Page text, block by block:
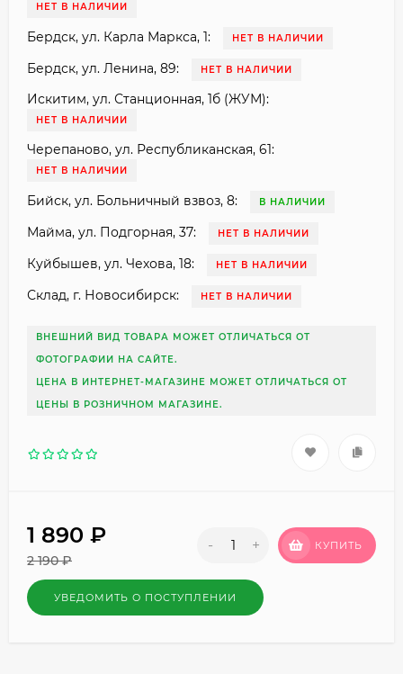
НЕТ В НАЛИЧИИ
Бердск, ул. Карла Маркса, 1: НЕТ В НАЛИЧИИ
Бердск, ул. Ленина, 89: НЕТ В НАЛИЧИИ
Искитим, ул. Станционная, 1б (ЖУМ):
НЕТ В НАЛИЧИИ
Черепаново, ул. Республиканская, 61:
НЕТ В НАЛИЧИИ
Бийск, ул. Больничный взвоз, 8: В НАЛИЧИИ
Майма, ул. Подгорная, 37: НЕТ В НАЛИЧИИ
Куйбышев, ул. Чехова, 18: НЕТ В НАЛИЧИИ
Склад, г. Новосибирск: НЕТ В НАЛИЧИИ
ВНЕШНИЙ ВИД ТОВАРА МОЖЕТ ОТЛИЧАТЬСЯ ОТ
ФОТОГРАФИИ НА САЙТЕ.
ЦЕНА В ИНТЕРНЕТ-МАГАЗИНЕ МОЖЕТ ОТЛИЧАТЬСЯ ОТ
ЦЕНЫ В РОЗНИЧНОМ МАГАЗИНЕ.
1 890 ₽
2 190₽
- + КУПИТЬ
УВЕДОМИТЬ О ПОСТУПЛЕНИИ